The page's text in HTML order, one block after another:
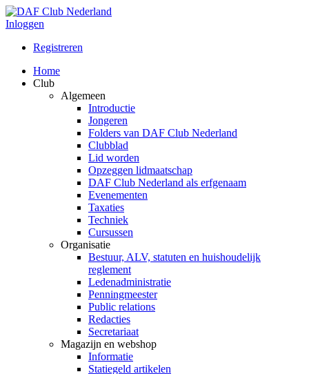
Inloggen
Registreren
Home
Club
Algemeen
Introductie
Jongeren
Folders van DAF Club Nederland
Clubblad
Lid worden
Opzeggen lidmaatschap
DAF Club Nederland als erfgenaam
Evenementen
Taxaties
Techniek
Cursussen
Organisatie
Bestuur, ALV, statuten en huishoudelijk
reglement
Ledenadministratie
Penningmeester
Public relations
Redacties
Secretariaat
Magazijn en webshop
Informatie
Statiegeld artikelen